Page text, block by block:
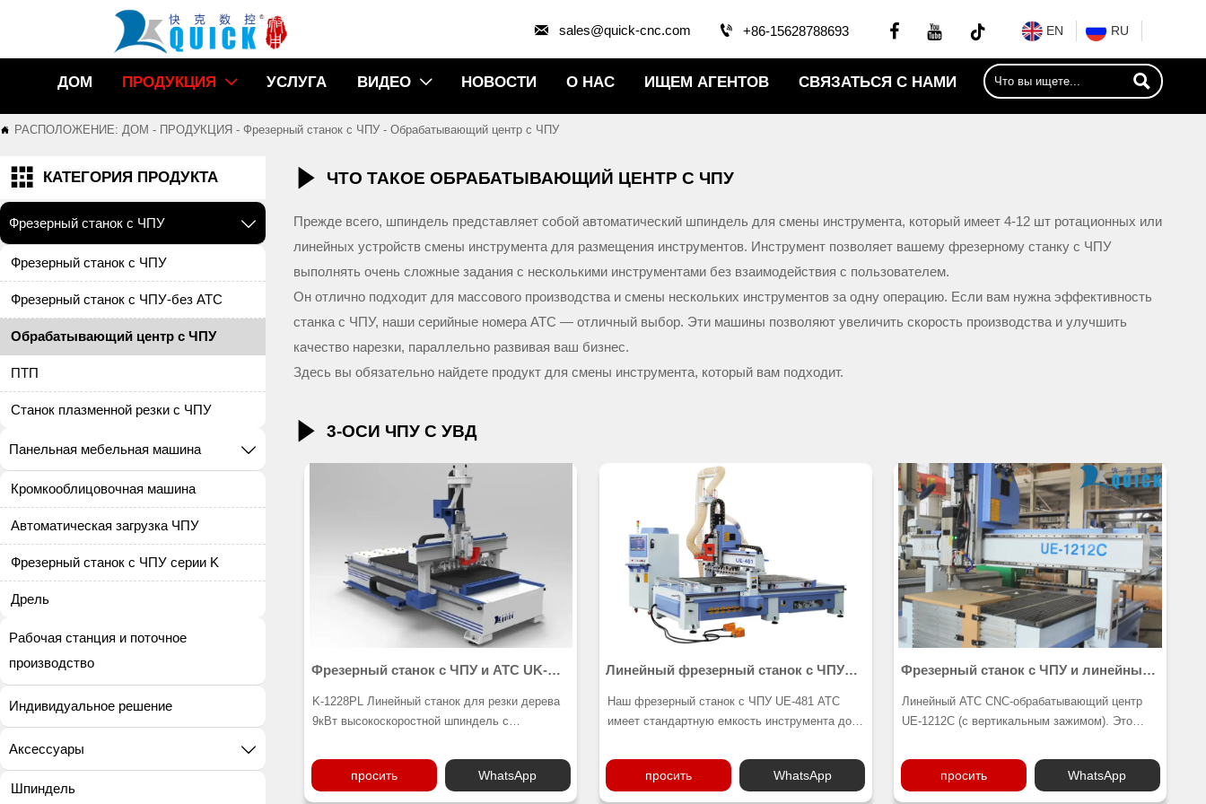
 sales@quick-cnc.com  +86-15628788693   EN RU
ДОМ ПРОДУКЦИЯ  УСЛУГА ВИДЕО  НОВОСТИ О НАС ИЩЕМ АГЕНТОВ СВЯЗАТЬСЯ С НАМИ 
 РАСПОЛОЖЕНИЕ: ДОМ - ПРОДУКЦИЯ - Фрезерный станок с ЧПУ- Обрабатывающий центр с ЧПУ
 КАТЕГОРИЯ ПРОДУКТА
Фрезерный станок с ЧПУ 
Фрезерный станок с ЧПУ
Фрезерный станок с ЧПУ-без ATC
Обрабатывающий центр с ЧПУ
ПТП
Станок плазменной резки с ЧПУ
Панельная мебельная машина 
Кромкооблицовочная машина
Автоматическая загрузка ЧПУ
Фрезерный станок с ЧПУ серии K
Дрель
Рабочая станция и поточное
производство
Индивидуальное решение
Аксессуары 
Шпиндель
 ЧТО ТАКОЕ ОБРАБАТЫВАЮЩИЙ ЦЕНТР С ЧПУ
Прежде всего, шпиндель представляет собой автоматический шпиндель для смены инструмента, который имеет 4-12 шт ротационных или
линейных устройств смены инструмента для размещения инструментов. Инструмент позволяет вашему фрезерному станку с ЧПУ
выполнять очень сложные задания с несколькими инструментами без взаимодействия с пользователем.
Он отлично подходит для массового производства и смены нескольких инструментов за одну операцию. Если вам нужна эффективность
станка с ЧПУ, наши серийные номера ATC — отличный выбор. Эти машины позволяют увеличить скорость производства и улучшить
качество нарезки, параллельно развивая ваш бизнес.
Здесь вы обязательно найдете продукт для смены инструмента, который вам подходит.
 3-ОСИ ЧПУ С УВД
Фрезерный станок с ЧПУ и ATC UK-
K-1228PL Линейный станок для резки дерева
9кВт высокоскоростной шпиндель с
сменой инструмента (ATC)
Линейный магазин инструментов на 12
позиций
просить WhatsApp
Линейный фрезерный станок с ЧПУ
Наш фрезерный станок с ЧПУ UE-481 ATC
имеет стандартную емкость инструмента до
стойке под порталом. Все наши фрезерные
станки с ATC оснащены быстрой и
эффективной сервоприводной системой,
просить WhatsApp
Фрезерный станок с ЧПУ и линейным
Линейный ATC CNC-обрабатывающий центр
UE-1212C (с вертикальным зажимом). Это
станок UE-481 с рабочей зоной 1200*1200 мм.
Клиенты используют его для изготовления
гитар. Прочная станина и приводная система
просить WhatsApp